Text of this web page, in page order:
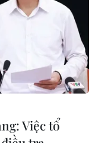
dù mới ra
nghệ mới tiên
nhiều gia đình.
Việc tổ